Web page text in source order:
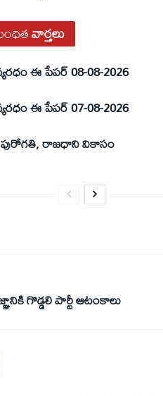
వార్తలు
ఈ పేపర్ 08-08-2026
ఈ పేపర్ 07-08-2026
పురోగతి, రాజధాని వికాసం
గొడ్డలి పార్టీ ఆటంకాలు